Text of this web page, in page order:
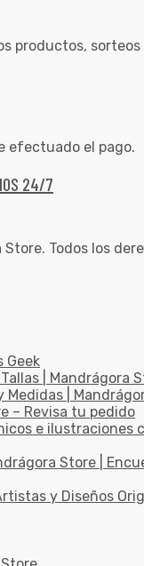
productos, sorteos
efectuado el pago.
24/7
Todos los
Geek
| Mandrágora
Medidas |
– Revisa tu pedido
e ilustraciones
Store |
y Diseños